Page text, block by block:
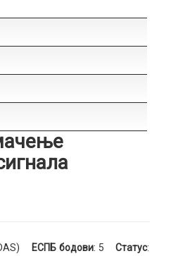
ЕСПБ бодови: 5Статус: